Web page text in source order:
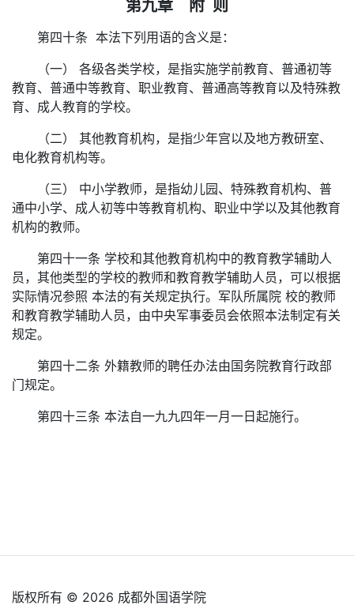
第九章 附 则
第四十条 本法下列用语的含义是：
（一） 各级各类学校，是指实施学前教育、普通初等
教育、普通中等教育、职业教育、普通高等教育以及特殊教
育、成人教育的学校。
（二） 其他教育机构，是指少年宫以及地方教研室、
电化教育机构等。
（三） 中小学教师，是指幼儿园、特殊教育机构、普
通中小学、成人初等中等教育机构、职业中学以及其他教育
机构的教师。
第四十一条 学校和其他教育机构中的教育教学辅助人
员，其他类型的学校的教师和教育教学辅助人员，可以根据
实际情况参照 本法的有关规定执行。军队所属院 校的教师
和教育教学辅助人员，由中央军事委员会依照本法制定有关
规定。
第四十二条 外籍教师的聘任办法由国务院教育行政部
门规定。
第四十三条 本法自一九九四年一月一日起施行。
版权所有 © 2026 成都外国语学院